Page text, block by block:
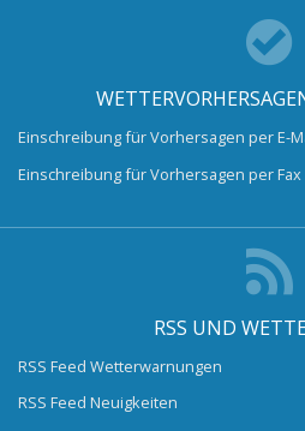
Einschreibung für Vorhersagen per E-
Einschreibung für Vorhersagen per Fax
RSS UND
RSS Feed Wetterwarnungen
RSS Feed Neuigkeiten